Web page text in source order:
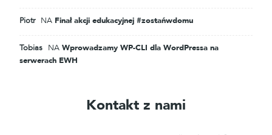
Piotr NA Finał akcji edukacyjnej #zostańwdomu
Tobias NA Wprowadzamy WP-CLI dla WordPressa na
serwerach EWH
Kontakt z nami